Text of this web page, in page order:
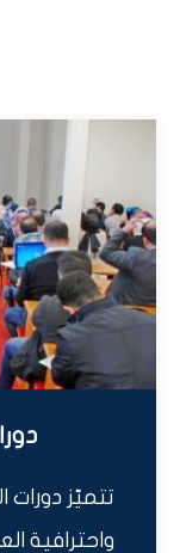
تتميّز
واحترافية